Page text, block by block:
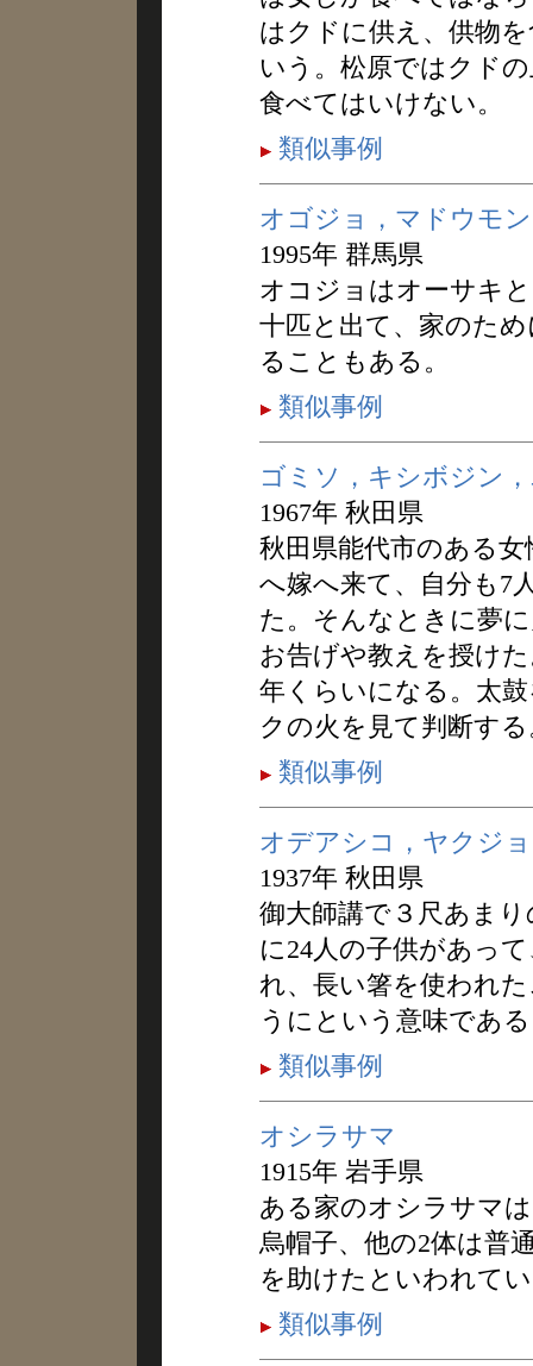
はクドに供え、供物
いう。松原ではクド
食べてはいけない。
類似事例
オゴジョ，マドウモン
1995年 群馬県
オコジョはオーサキ
十匹と出て、家のた
ることもある。
類似事例
ゴミソ，キシボジン
1967年 秋田県
秋田県能代市のある
へ嫁へ来て、自分も7
た。そんなときに夢
お告げや教えを授け
年くらいになる。太
クの火を見て判断す
類似事例
オデアシコ，ヤクジ
1937年 秋田県
御大師講で３尺あま
に24人の子供があっ
れ、長い箸を使われ
うにという意味であ
類似事例
オシラサマ
1915年 岩手県
ある家のオシラサマ
烏帽子、他の2体は普
を助けたといわれて
類似事例